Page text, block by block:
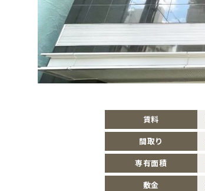
賃料
間取り
専有面積
敷金